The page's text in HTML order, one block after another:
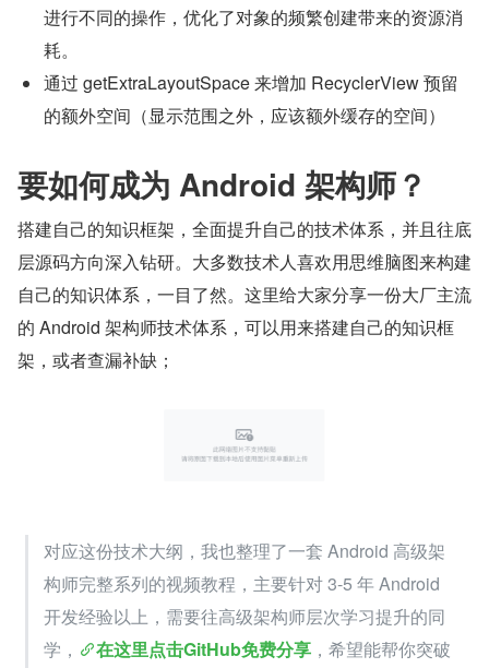
进行不同的操作，优化了对象的频繁创建带来的资源消
耗。
通过 getExtraLayoutSpace 来增加 RecyclerView 预留
的额外空间（显示范围之外，应该额外缓存的空间）
要如何成为 Android 架构师？
搭建自己的知识框架，全面提升自己的技术体系，并且往底
层源码方向深入钻研。大多数技术人喜欢用思维脑图来构建
自己的知识体系，一目了然。这里给大家分享一份大厂主流
的 Android 架构师技术体系，可以用来搭建自己的知识框
架，或者查漏补缺；
对应这份技术大纲，我也整理了一套 Android 高级架
构师完整系列的视频教程，主要针对 3-5 年 Android
开发经验以上，需要往高级架构师层次学习提升的同
学，
在这里点击GitHub免费分享 ，希望能帮你突破